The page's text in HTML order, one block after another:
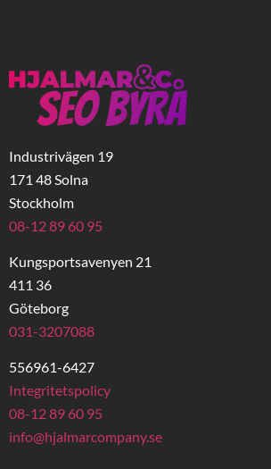
Industrivägen 19
171 48 Solna
Stockholm
08-12 89 60 95
Kungsportsavenyen 21
411 36
Göteborg
031-3207088
556961-6427
Integritetspolicy
08-12 89 60 95
info@hjalmarcompany.se